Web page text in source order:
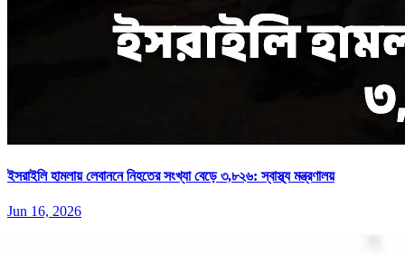
ইসরাইলি হামলায় লেবাননে নিহতের সংখ্যা বেড়ে ৩,৮২৬: স্বাস্থ্য মন্ত্রণালয়
Jun 16, 2026